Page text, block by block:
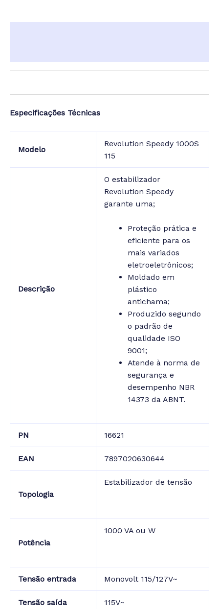
Especificações Técnicas
Modelo
Revolution Speedy 1000S
115
Descrição
O estabilizador
Revolution Speedy
garante uma;
Proteção prática e
eficiente para os
mais variados
eletroeletrônicos;
Moldado em
plástico
antichama;
Produzido segundo
o padrão de
qualidade ISO
9001;
Atende à norma de
segurança e
desempenho NBR
14373 da ABNT.
PN 16621
EAN 7897020630644
Topologia
Estabilizador de tensão
Potência
1000 VA ou W
Tensão entrada Monovolt 115/127V~
Tensão saída 115V~